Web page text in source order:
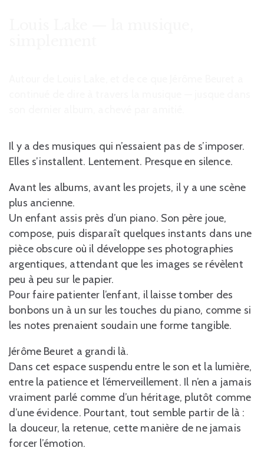
Il y a des musiques qui n’essaient pas de s’imposer.
Elles s’installent. Lentement. Presque en silence.
Avant les albums, avant les projets, il y a une scène
plus ancienne.
Un enfant assis près d’un piano. Son père joue,
compose, puis disparaît quelques instants dans une
pièce obscure où il développe ses photographies
argentiques, attendant que les images se révèlent
peu à peu sur le papier.
Pour faire patienter l’enfant, il laisse tomber des
bonbons un à un sur les touches du piano, comme si
les notes prenaient soudain une forme tangible.
Jérôme Beuret a grandi là.
Dans cet espace suspendu entre le son et la lumière,
entre la patience et l’émerveillement. Il n’en a jamais
vraiment parlé comme d’un héritage, plutôt comme
d’une évidence. Pourtant, tout semble partir de là :
la douceur, la retenue, cette manière de ne jamais
forcer l’émotion.